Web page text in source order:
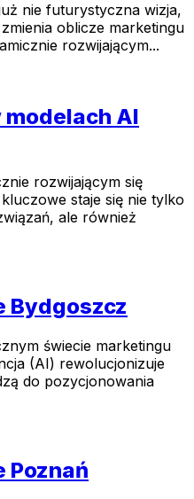
nie futurystyczna wizja,
oblicze marketingu
rozwijającym...
AI
rozwijającym się
staje się nie tylko
ale również
Bydgoszcz
świecie marketingu
(AI) rewolucjonizuje
do pozycjonowania
Poznań